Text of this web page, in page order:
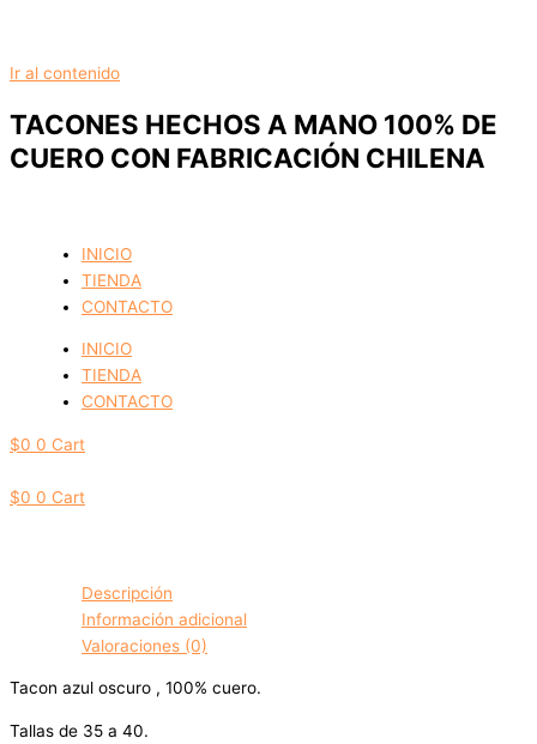
Ir al contenido
TACONES HECHOS A MANO 100% DE
CUERO CON FABRICACIÓN CHILENA
INICIO
TIENDA
CONTACTO
INICIO
TIENDA
CONTACTO
$0 0 Cart
$0 0 Cart
Descripción
Información adicional
Valoraciones (0)
Tacon azul oscuro , 100% cuero.
Tallas de 35 a 40.